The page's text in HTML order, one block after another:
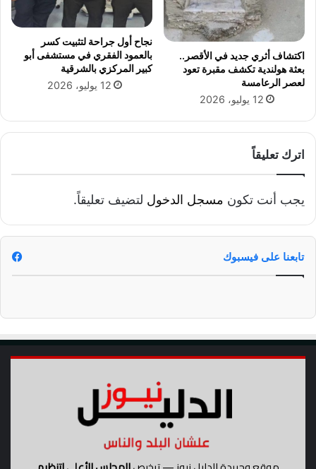
و
د
ل
أ
ف
ر
ي
اكتشاف أثري جديد في الأقصر..
بعثة هولندية تكشف مقبرة تعود
لعصر الرعامسة
12 يوليو، 2026
نجاح أول جراحة لتثبيت كسر
بالعمود الفقري في مستشفى أبو
كبير المركزي بالشرقية
12 يوليو، 2026
اترك تعليقاً
يجب أنت تكون مسجل الدخول لتضيف تعليقاً.
تابعنا على فيسبوك